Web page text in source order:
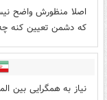
اصلا منظورش واضح
که دشمن تعیین کنه
نیاز به همگرایی بین